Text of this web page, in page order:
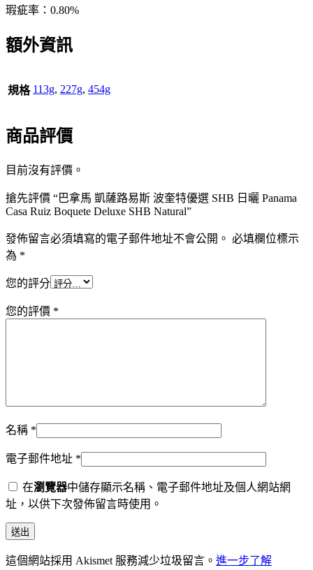
瑕疵率：0.80%
額外資訊
規格 113g, 227g, 454g
商品評價
目前沒有評價。
搶先評價 “巴拿馬 凱薩路易斯 波奎特優選 SHB 日曬 Panama
Casa Ruiz Boquete Deluxe SHB Natural”
發佈留言必須填寫的電子郵件地址不會公開。 必填欄位標示
為 *
您的評分
您的評價 *
名稱 *
電子郵件地址 *
在瀏覽器中儲存顯示名稱、電子郵件地址及個人網站網
址，以供下次發佈留言時使用。
這個網站採用 Akismet 服務減少垃圾留言。 進一步了解